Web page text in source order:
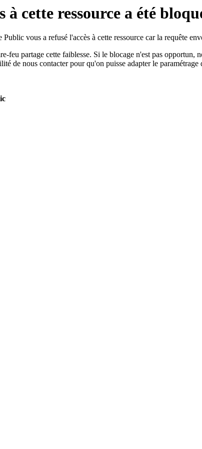
à cette ressource a été
vous a refusé l'accès à cette ressource car la requête
feu partage cette faiblesse. Si le blocage n'est pas opportun,
de nous contacter pour qu'on puisse adapter le paramétrage